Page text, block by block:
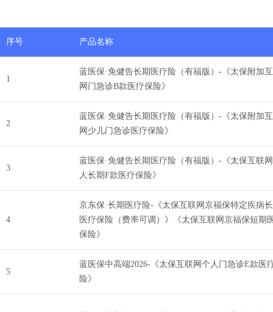
序号 产品名称
1
蓝医保·免健告长期医疗险（有福版）-《太保附加
网门急诊B款医疗保险》
2
蓝医保·免健告长期医疗险（有福版）-《太保附加
网少儿门急诊医疗保险》
3
蓝医保·免健告长期医疗险（有福版）-《太保互联
人长期F款医疗保险》
4
京东保·长期医疗险-《太保互联网京福保特定疾病
医疗保险（费率可调）》《太保互联网京福保短期
保险》
5
蓝医保中高端2026-《太保互联网个人门急诊E款医
险》